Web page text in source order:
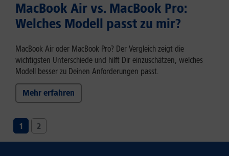
MacBook Air vs. MacBook Pro:
Welches Modell passt zu mir?
MacBook Air oder MacBook Pro? Der Vergleich zeigt die
wichtigsten Unterschiede und hilft Dir einzuschätzen, welches
Modell besser zu Deinen Anforderungen passt.
Mehr erfahren
1 2